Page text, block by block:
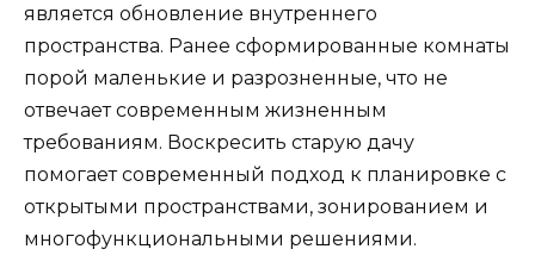
является обновление внутреннего
пространства. Ранее сформированные комнаты
порой маленькие и разрозненные, что не
отвечает современным жизненным
требованиям. Воскресить старую дачу
помогает современный подход к планировке с
открытыми пространствами, зонированием и
многофункциональными решениями.